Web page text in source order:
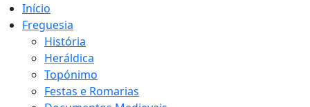
Início
Freguesia
História
Heráldica
Topónimo
Festas e Romarias